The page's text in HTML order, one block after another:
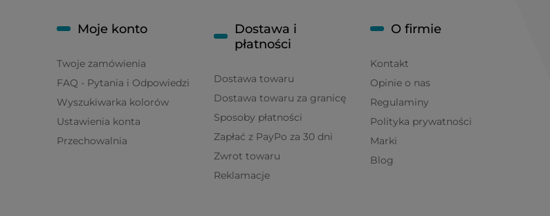
Moje konto
Twoje zamówienia
FAQ - Pytania i Odpowiedzi
Wyszukiwarka kolorów
Ustawienia konta
Przechowalnia
Dostawa i
płatności
Dostawa towaru
Dostawa towaru za granicę
Sposoby płatności
Zapłać z PayPo za 30 dni
Zwrot towaru
Reklamacje
O firmie
Kontakt
Opinie o nas
Regulaminy
Polityka prywatności
Marki
Blog